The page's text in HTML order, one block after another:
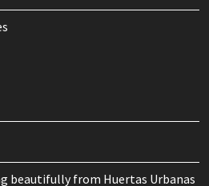
beautifully from Huertas Urbanas